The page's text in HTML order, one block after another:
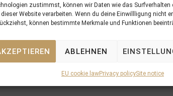
zustimmst, können wir Daten wie das Surfverhalten
Website verarbeiten. Wenn du deine Einwillligung nicht
können bestimmte Merkmale und Funktionen
ABLEHNEN
EU cookie lawPrivacy policySite notice